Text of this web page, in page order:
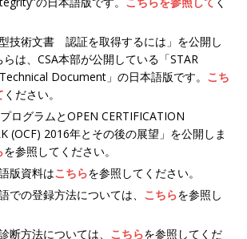
型技術文書 認証を取得するには」を公開し
らは、CSA本部が公開している「STAR
Document」の日本語版です。 こち
ください。
プログラムとOPEN CERTIFICATION
(OCF) 2016年とその後の展望」を公開しま
を参照してください。
版資料はこちらを参照してください。
の登録方法については、 こちらを参照し
方法については、 こちらを参照してくだ